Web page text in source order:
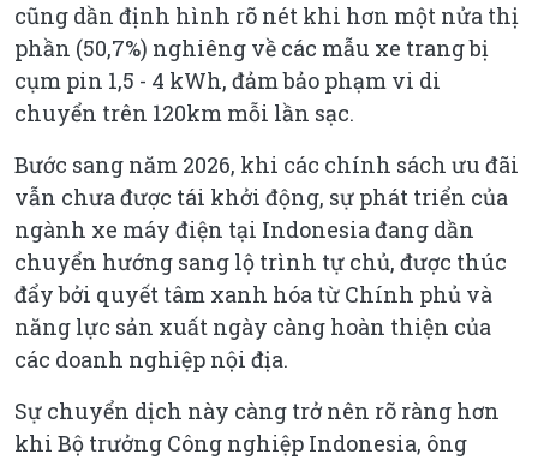
cũng dần định hình rõ nét khi hơn một nửa thị
phần (50,7%) nghiêng về các mẫu xe trang bị
cụm pin 1,5 - 4 kWh, đảm bảo phạm vi di
chuyển trên 120km mỗi lần sạc.
Bước sang năm 2026, khi các chính sách ưu đãi
vẫn chưa được tái khởi động, sự phát triển của
ngành xe máy điện tại Indonesia đang dần
chuyển hướng sang lộ trình tự chủ, được thúc
đẩy bởi quyết tâm xanh hóa từ Chính phủ và
năng lực sản xuất ngày càng hoàn thiện của
các doanh nghiệp nội địa.
Sự chuyển dịch này càng trở nên rõ ràng hơn
khi Bộ trưởng Công nghiệp Indonesia, ông